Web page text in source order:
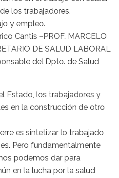
los trabajadores.
y empleo.
Cantis –PROF. MARCELO
DE SALUD LABORAL
del Dpto. de Salud
Estado, los trabajadores y
en la construcción de otro
es sintetizar lo trabajado
Pero fundamentalmente
podemos dar para
en la lucha por la salud